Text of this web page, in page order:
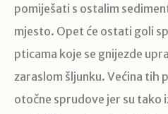
pomiješati s ostalim
mjesto. Opet će ostati goli
pticama koje se gnijezde
zaraslom šljunku. Većina tih
otočne sprudove jer su tako